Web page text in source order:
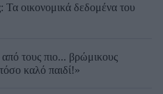
Τα οικονομικά δεδομένα του
τους πιο... βρώμικους
καλό παιδί!»